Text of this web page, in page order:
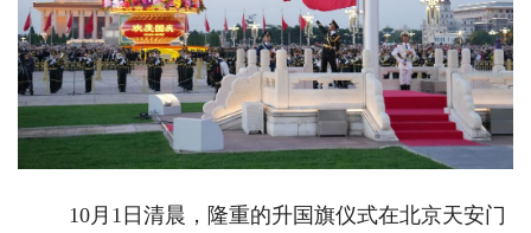
10月1日清晨，隆重的升国旗仪式在北京天安门